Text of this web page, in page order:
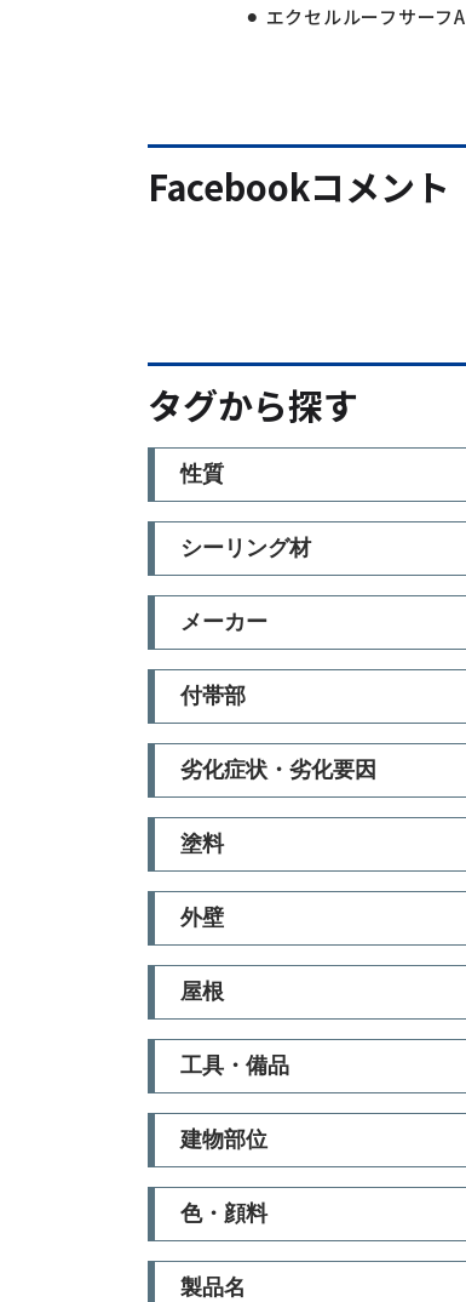
エクセルルーフサーフA
Facebookコメント
タグから探す
性質
シーリング材
メーカー
付帯部
劣化症状・劣化要因
塗料
外壁
屋根
工具・備品
建物部位
色・顔料
製品名